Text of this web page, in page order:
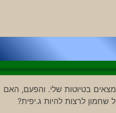
בטיוטות שלי. והפעם, האם
לרצות להיות ג.יפית?